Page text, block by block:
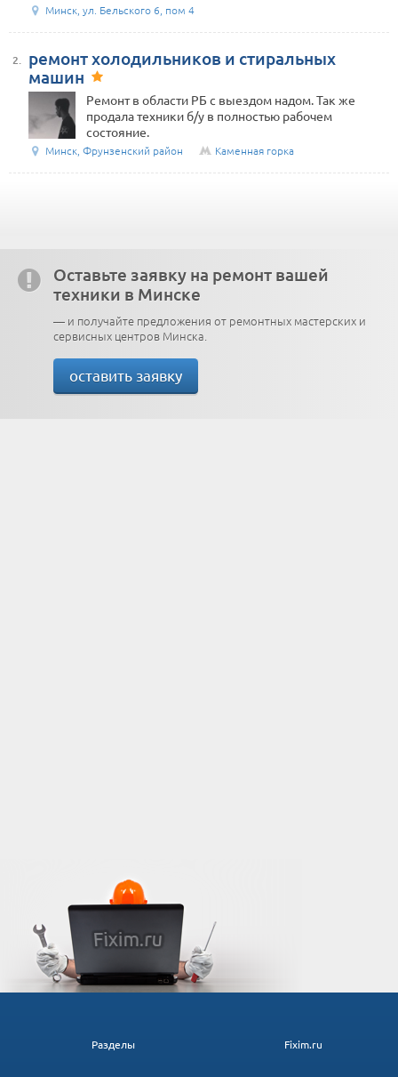
Минск, ул. Бельского 6, пом 4
2. ремонт холодильников и стиральных
машин
Ремонт в области РБ с выездом надом. Так же
продала техники б/у в полностью рабочем
состояние.
Минск, Фрунзенский район Каменная горка
Оставьте заявку на ремонт вашей
техники в Минске
— и получайте предложения от ремонтных мастерских и
сервисных центров Минска.
оставить заявку
Fixim.ru
Разделы